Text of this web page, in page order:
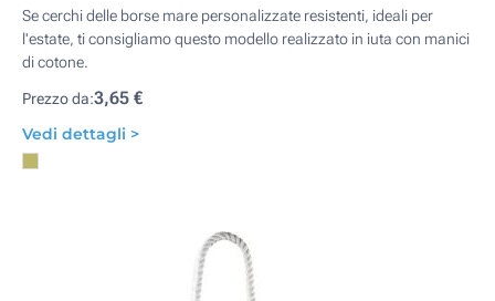
Se cerchi delle borse mare personalizzate resistenti, ideali per
l'estate, ti consigliamo questo modello realizzato in iuta con manici
di cotone.
Prezzo da:3,65 €
Vedi dettagli >